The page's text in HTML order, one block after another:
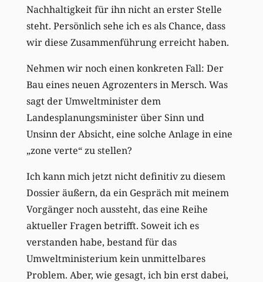
Nachhaltigkeit für ihn nicht an erster Stelle
steht. Persönlich sehe ich es als Chance, dass
wir diese Zusammenführung erreicht haben.
Nehmen wir noch einen konkreten Fall: Der
Bau eines neuen Agrozenters in Mersch. Was
sagt der Umweltminister dem
Landesplanungsminister über Sinn und
Unsinn der Absicht, eine solche Anlage in eine
„zone verte“ zu stellen?
Ich kann mich jetzt nicht definitiv zu diesem
Dossier äußern, da ein Gespräch mit meinem
Vorgänger noch aussteht, das eine Reihe
aktueller Fragen betrifft. Soweit ich es
verstanden habe, bestand für das
Umweltministerium kein unmittelbares
Problem. Aber, wie gesagt, ich bin erst dabei,